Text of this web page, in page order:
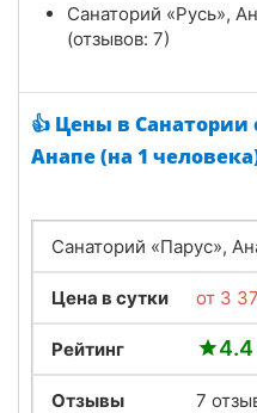
Санаторий «Русь»,
(отзывов: 7)
👍 Цены в Санатории
Анапе (на 1
Санаторий «Парус»,
Цена в сутки от 3
Рейтинг 4.4
Отзывы 7